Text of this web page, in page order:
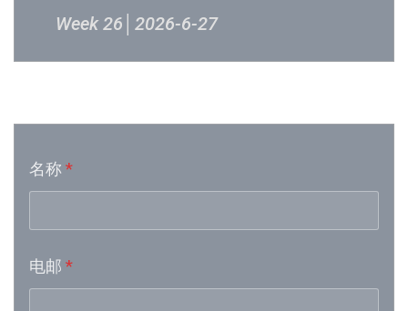
Week 26│2026-6-27
Week 23│2026-6-5
Week 21│2026-5-23
Week 18│2026-5-2
名称 *
电邮 *